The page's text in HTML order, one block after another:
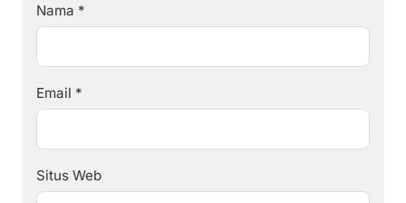
Nama *
Email *
Situs Web